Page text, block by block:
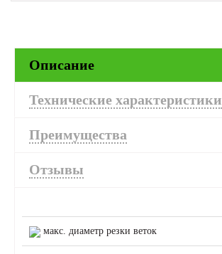
Описание
Технические характеристики
Преимущества
Отзывы
макс. диаметр резки веток